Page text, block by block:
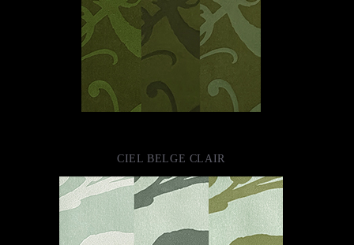
CIEL BELGE CLAIR